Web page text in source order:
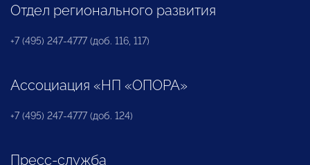
Отдел регионального развития
+7 (495) 247-4777 (доб. 116, 117)
Ассоциация «НП «ОПОРА»
+7 (495) 247-4777 (доб. 124)
Пресс-служба